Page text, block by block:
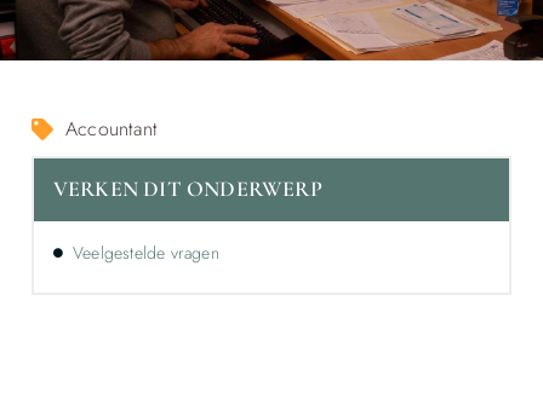
Accountant
VERKEN DIT ONDERWERP
Veelgestelde vragen